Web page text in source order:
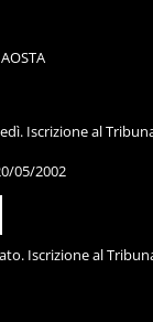
Iscrizione al
05/2002
Iscrizione al